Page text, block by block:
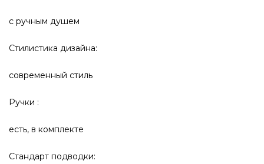
с ручным душем
Стилистика дизайна:
современный стиль
Ручки :
есть, в комплекте
Стандарт подводки: